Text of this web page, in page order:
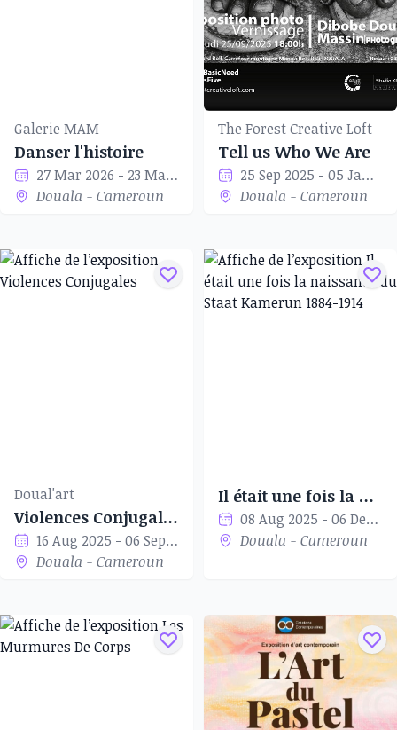
Galerie MAM
Danser l'histoire
27 Mar 2026 - 23 May 2026
Douala - Cameroun
The Forest Creative Loft
Tell us Who We Are
25 Sep 2025 - 05 Jan 2026
Douala - Cameroun
Doual'art
Violences Conjugales
16 Aug 2025 - 06 Sep 2025
Douala - Cameroun
Il était une fois la naissance du Staat Kamerun 1884-1914
08 Aug 2025 - 06 Dec 2025
Douala - Cameroun